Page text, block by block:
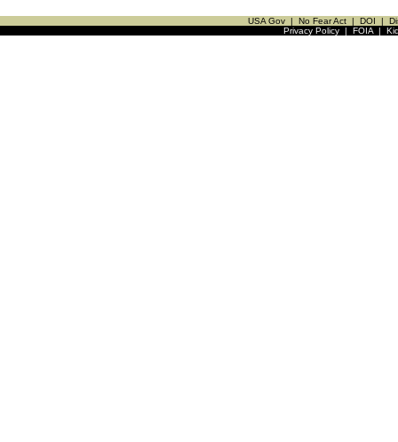
USA Gov | No Fear Act | DOI |
Privacy Policy| FOIA|